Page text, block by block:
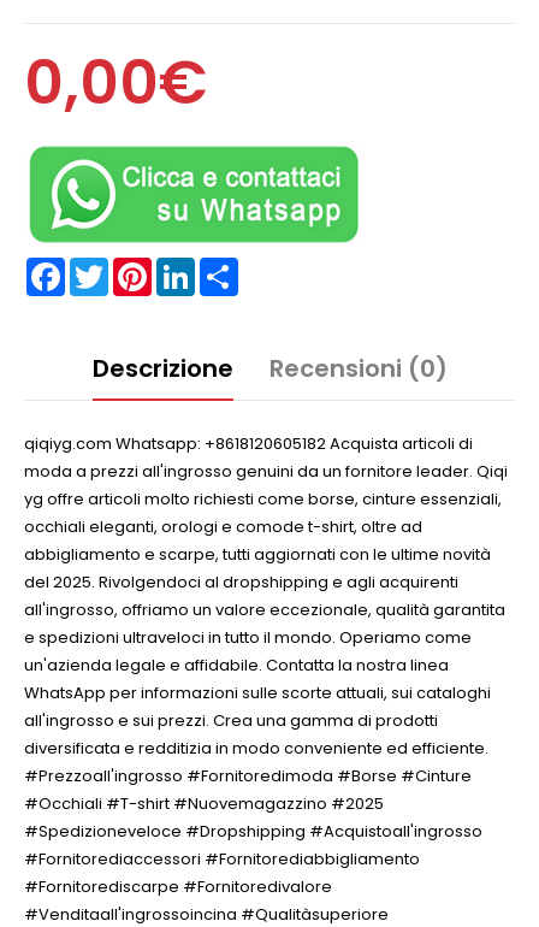
0,00€
Facebook
TwitterPinterestLinkedIn
Descrizione Recensioni (0)
qiqiyg.com Whatsapp: +8618120605182 Acquista articoli di
moda a prezzi all'ingrosso genuini da un fornitore leader. Qiqi
yg offre articoli molto richiesti come borse, cinture essenziali,
occhiali eleganti, orologi e comode t-shirt, oltre ad
abbigliamento e scarpe, tutti aggiornati con le ultime novità
del 2025. Rivolgendoci al dropshipping e agli acquirenti
all'ingrosso, offriamo un valore eccezionale, qualità garantita
e spedizioni ultraveloci in tutto il mondo. Operiamo come
un'azienda legale e affidabile. Contatta la nostra linea
WhatsApp per informazioni sulle scorte attuali, sui cataloghi
all'ingrosso e sui prezzi. Crea una gamma di prodotti
diversificata e redditizia in modo conveniente ed efficiente.
#Prezzoall'ingrosso #Fornitoredimoda #Borse #Cinture
#Occhiali #T-shirt #Nuovemagazzino #2025
#Spedizioneveloce #Dropshipping #Acquistoall'ingrosso
#Fornitorediaccessori #Fornitorediabbigliamento
#Fornitorediscarpe #Fornitoredivalore
#Venditaall'ingrossoincina #Qualitàsuperiore